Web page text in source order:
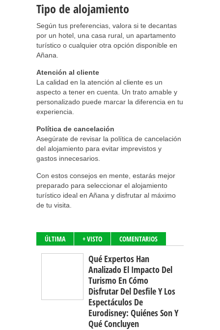
Tipo de alojamiento
Según tus preferencias, valora si te decantas
por un hotel, una casa rural, un apartamento
turístico o cualquier otra opción disponible en
Añana.
Atención al cliente
La calidad en la atención al cliente es un
aspecto a tener en cuenta. Un trato amable y
personalizado puede marcar la diferencia en tu
experiencia.
Política de cancelación
Asegúrate de revisar la política de cancelación
del alojamiento para evitar imprevistos y
gastos innecesarios.
Con estos consejos en mente, estarás mejor
preparado para seleccionar el alojamiento
turístico ideal en Añana y disfrutar al máximo
de tu visita.
ÚLTIMA + VISTO COMENTARIOS
Qué Expertos Han
Analizado El Impacto Del
Turismo En Cómo
Disfrutar Del Desfile Y Los
Espectáculos De
Eurodisney: Quiénes Son Y
Qué Concluyen